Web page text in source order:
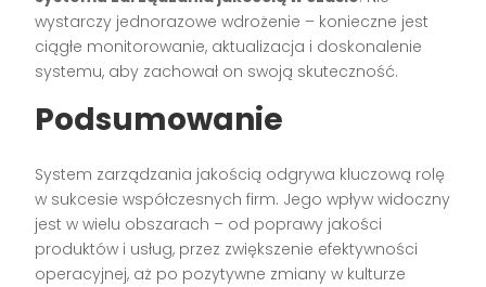
wystarczy jednorazowe wdrożenie – konieczne jest
ciągłe monitorowanie, aktualizacja i doskonalenie
systemu, aby zachował on swoją skuteczność.
Podsumowanie
System zarządzania jakością odgrywa kluczową rolę
w sukcesie współczesnych firm. Jego wpływ widoczny
jest w wielu obszarach – od poprawy jakości
produktów i usług, przez zwiększenie efektywności
operacyjnej, aż po pozytywne zmiany w kulturze